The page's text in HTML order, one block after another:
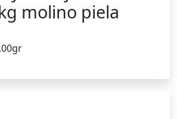
molino piela